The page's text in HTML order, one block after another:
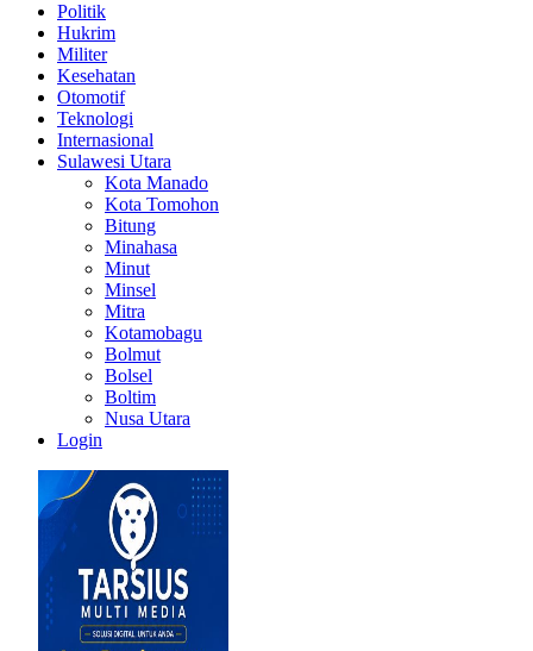
Politik
Hukrim
Militer
Kesehatan
Otomotif
Teknologi
Internasional
Sulawesi Utara
Kota Manado
Kota Tomohon
Bitung
Minahasa
Minut
Minsel
Mitra
Kotamobagu
Bolmut
Bolsel
Boltim
Nusa Utara
Login